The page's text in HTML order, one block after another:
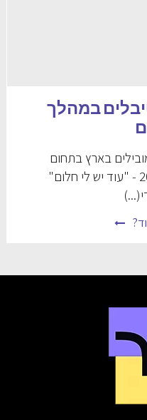
במהלך
בארץ בתחום
הבמה פסטיבל ישראל 2019 - "עוד יש לי חלום"